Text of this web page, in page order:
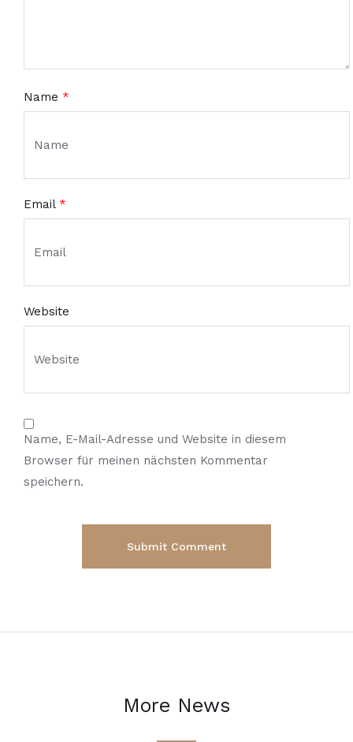
Name *
Email *
Website
Name, E-Mail-Adresse und Website in diesem
Browser für meinen nächsten Kommentar
speichern.
More News